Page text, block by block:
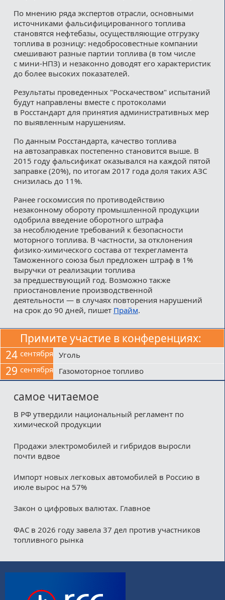
По мнению ряда экспертов отрасли, основными
источниками фальсифицированного топлива
становятся нефтебазы, осуществляющие отгрузку
топлива в розницу: недобросовестные компании
смешивают разные партии топлива (в том числе
с мини-НПЗ) и незаконно доводят его характеристик
до более высоких показателей.
Результаты проведенных "Роскачеством" испытаний
будут направлены вместе с протоколами
в Росстандарт для принятия административных мер
по выявленным нарушениям.
По данным Росстандарта, качество топлива
на автозаправках постепенно становится выше. В
2015 году фальсификат оказывался на каждой пятой
заправке (20%), по итогам 2017 года доля таких АЗС
снизилась до 11%.
Ранее госкомиссия по противодействию
незаконному обороту промышленной продукции
одобрила введение оборотного штрафа
за несоблюдение требований к безопасности
моторного топлива. В частности, за отклонения
физико-химического состава от техрегламента
Таможенного союза был предложен штраф в 1%
выручки от реализации топлива
за предшествующий год. Возможно также
приостановление производственной
деятельности — в случаях повторения нарушений
на срок до 90 дней, пишет Прайм.
Примите участие в конференциях:
24 сентября Уголь
29 сентября Газомоторное топливо
самое читаемое
В РФ утвердили национальный регламент по
химической продукции
Продажи электромобилей и гибридов выросли
почти вдвое
Импорт новых легковых автомобилей в Россию в
июле вырос на 57%
Закон о цифровых валютах. Главное
ФАС в 2026 году завела 37 дел против участников
топливного рынка